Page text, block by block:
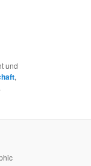
und
,